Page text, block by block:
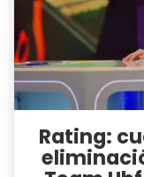
Rating: